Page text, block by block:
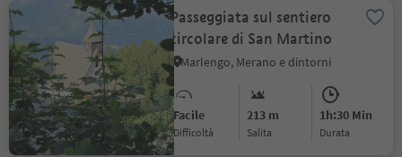
Passeggiata sul sentiero
circolare di San Martino
Marlengo, Merano e dintorni
Facile
Difficoltà
213 m
Salita
1h:30 Min
durata